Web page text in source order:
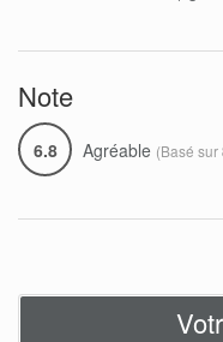
Note
6.8 Agréable (Basé sur